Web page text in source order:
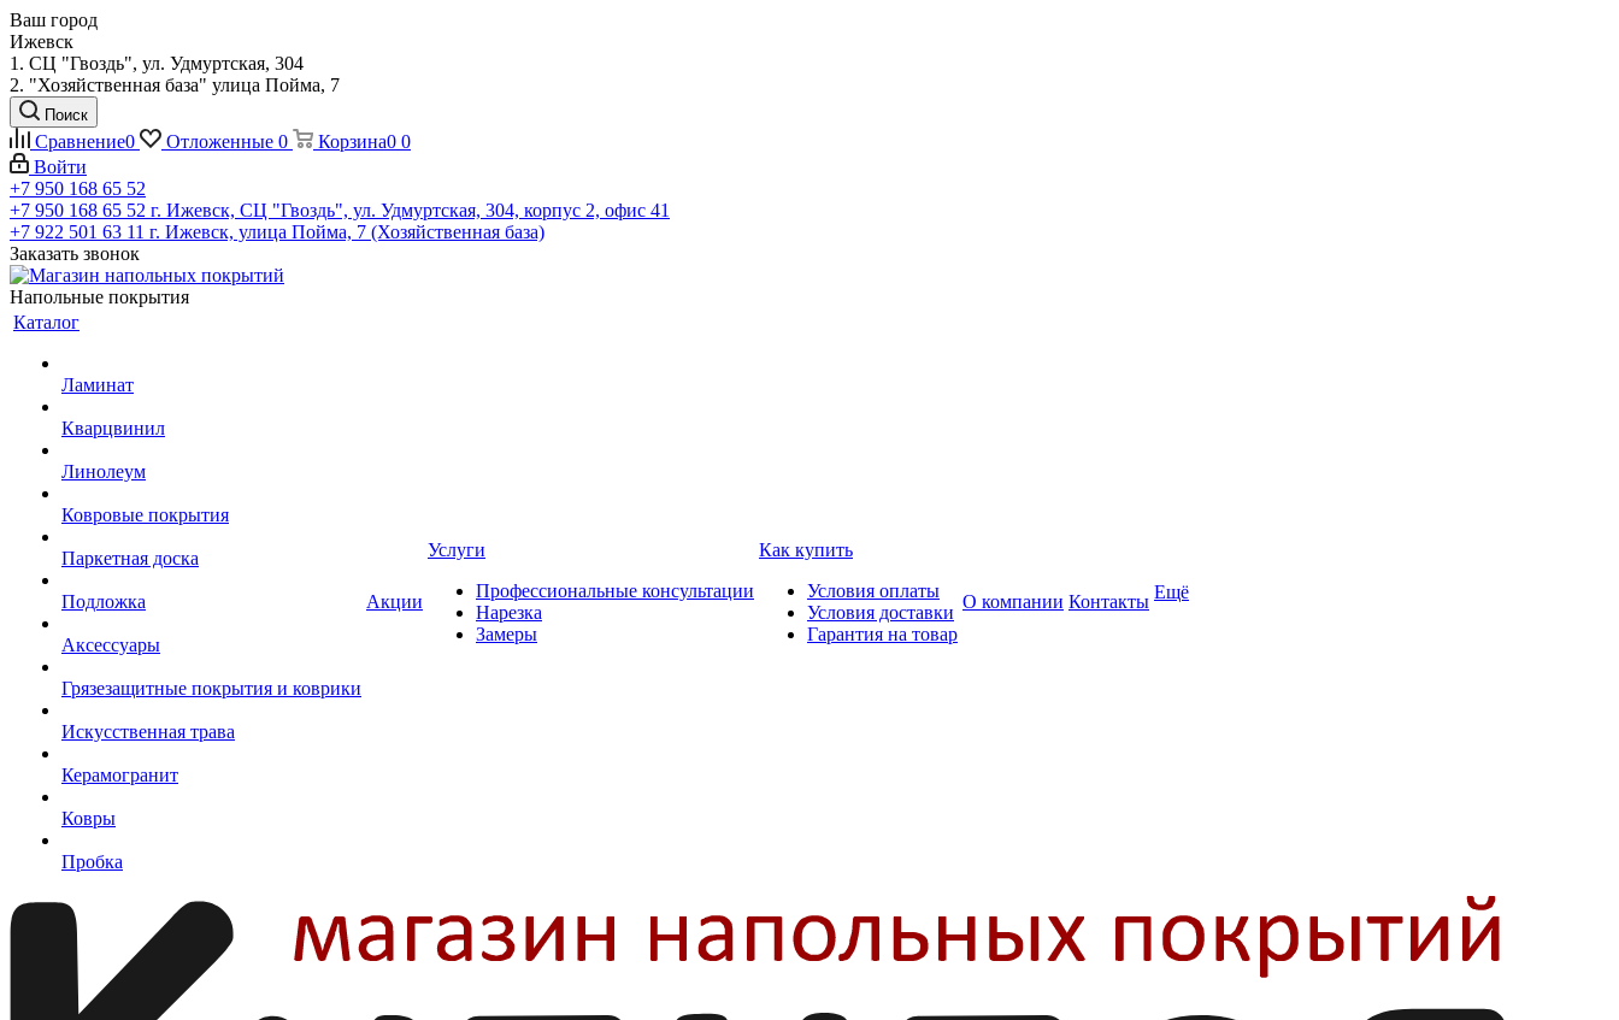
Ваш город
Ижевск
1. СЦ "Гвоздь", ул. Удмуртская, 304
2. "Хозяйственная база" улица Пойма, 7
Поиск
Сравнение0 Отложенные 0 Корзина0 0
Войти
+7 950 168 65 52
+7 950 168 65 52 г. Ижевск, СЦ "Гвоздь", ул. Удмуртская, 304, корпус 2, офис 41
+7 922 501 63 11 г. Ижевск, улица Пойма, 7 (Хозяйственная база)
Заказать звонок
Напольные покрытия
Каталог
Ламинат
Кварцвинил
Линолеум
Ковровые покрытия
Паркетная доска
Подложка
Аксессуары
Грязезащитные покрытия и коврики
Искусственная трава
Керамогранит
Ковры
Пробка
Акции
Услуги
Профессиональные консультации
Нарезка
Замеры
Как купить
Условия оплаты
Условия доставки
Гарантия на товар
О компании Контакты Ещё